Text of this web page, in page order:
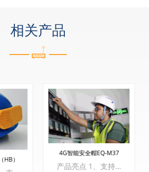
相关产品
HB）
4G智能安全帽EQ-M37
产品亮点 1、支持4G+ Wi-Fi两种联网模式 2、支持音视频实时通讯 3、支持定位+轨迹回放 4、支持一键拍照+录像 5、支持加装传感器，实现登高报警、近高压电报警等（选配） 6、支持人脸识别功能，一人一帽（选配）